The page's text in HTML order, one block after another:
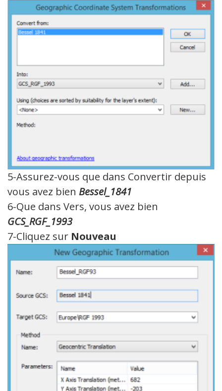
5-Assurez-vous que dans Convertir depuis
vous avez bien Bessel_1841
6-Que dans Vers, vous avez bien
GCS_RGF_1993
7-Cliquez sur Nouveau